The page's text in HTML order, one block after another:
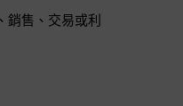
銷售、交易或利